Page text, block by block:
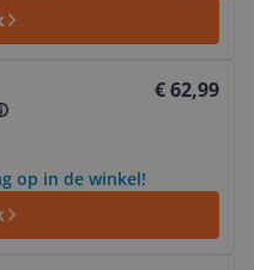
€ 62,99
op in de winkel!